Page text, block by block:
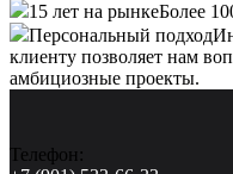
15 лет на рынкеБолее
Персональный подход
клиенту позволяет нам
амбициозные проекты.
Телефон: